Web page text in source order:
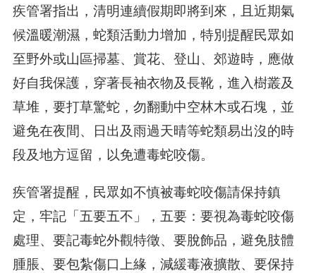
疾管署指出，清明連續假期即將到來，且近期氣
候溫暖潮濕，蛇類活動力增加，特別提醒民眾如
至野外或山區掃墓、賞花、登山、郊遊時，應做
好自我保護，穿著長袖衣物及長靴，進入樹叢及
草堆，要打草驚蛇，勿翻動中空林木或石塊，並
避免在夜間、日出及雨過天晴等蛇類易出沒的時
段及地方逗留，以免遭毒蛇咬傷。
疾管署提醒，民眾如不慎被毒蛇咬傷請保持鎮
定，牢記「五要五不」，五要：要視為毒蛇咬傷
處理、要記毒蛇外觀特徵、要脫飾品，避免肢體
腫脹、要包紮傷口上緣，減緩毒液擴散、要保持